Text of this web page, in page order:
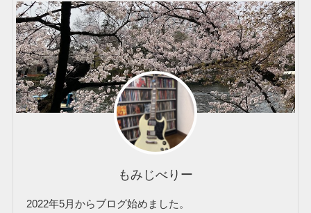
もみじべりー
2022年5月からブログ始めました。